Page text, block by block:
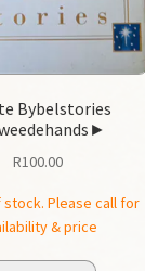
Bybelstories
R100.00
stock. Please call for
& price